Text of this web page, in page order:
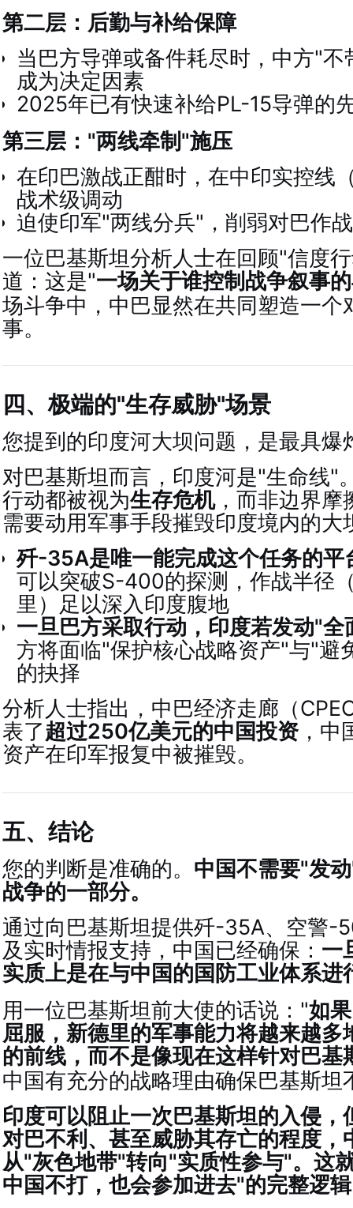
第二层：后勤与补给保障
当巴方导弹或备件耗尽时，中方"
成为决定因素
2025年已有快速补给PL-15导弹的
第三层："两线牵制"施压
在印巴激战正酣时，在中印实控线
战术级调动
迫使印军"两线分兵"，削弱对巴作
一位巴基斯坦分析人士在回顾"信度
道：这是"一场关于谁控制战争叙事
场斗争中，中巴显然在共同塑造一个
事。
四、极端的"生存威胁"场景
您提到的印度河大坝问题，是最具爆
对巴基斯坦而言，印度河是"生命线"
行动都被视为生存危机，而非边界摩
需要动用军事手段摧毁印度境内的大
歼-35A是唯一能完成这个任务的平
可以突破S-400的探测，作战半径
里）足以深入印度腹地
一旦巴方采取行动，印度若发动"全
方将面临"保护核心战略资产"与"避
的抉择
分析人士指出，中巴经济走廊（
表了超过250亿美元的中国投资，中
资产在印军报复中被摧毁。
五、结论
您的判断是准确的。 中国不需要"发
战争的一部分。
通过向巴基斯坦提供歼-35A、空警-
及实时情报支持，中国已经确保： 一
实质上是在与中国的国防工业体系进
用一位巴基斯坦前大使的话说："如
屈服，新德里的军事能力将越来越多
的前线，而不是像现在这样针对巴基
中国有充分的战略理由确保巴基斯坦
印度可以阻止一次巴基斯坦的入侵，
对巴不利、甚至威胁其存亡的程度，
从"灰色地带"转向"实质性参与"。这
中国不打，也会参加进去"的完整逻